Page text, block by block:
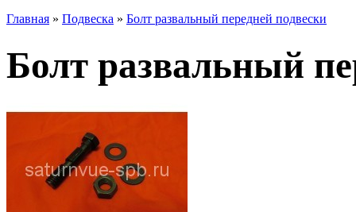
Главная » Подвеска » Болт развальный передней подвески
Болт развальный